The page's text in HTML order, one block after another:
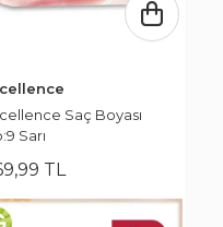
Saç Boyası
Sarı
,99 TL